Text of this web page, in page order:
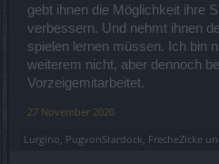
gebt ihnen die Möglichkeit ihre
verbessern. Und nehmt ihnen
spielen lernen müssen. Ich bin
weiterem nicht, aber dennoch
Vorzeigemitarbeitet.
27 November 2020
Lurgino PugvonStardock FrecheZicke